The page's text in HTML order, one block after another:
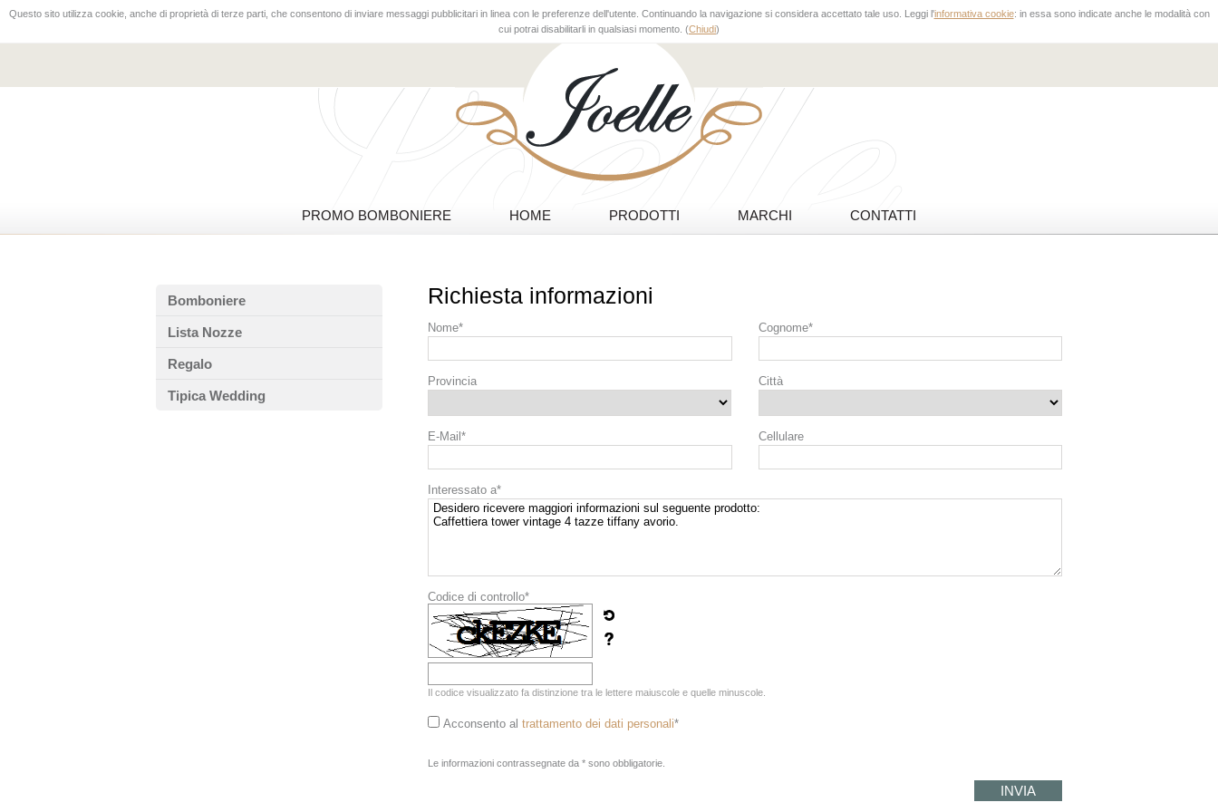
Questo sito utilizza cookie, anche di proprietà di terze parti, che consentono di inviare messaggi pubblicitari in linea con le preferenze dell'utente. Continuando la navigazione si considera accettato tale uso. Leggi l'informativa cookie: in essa sono indicate anche le modalità con
cui potrai disabilitarli in qualsiasi momento. (Chiudi)
PROMO BOMBONIERE HOME PRODOTTI MARCHI CONTATTI
Richiesta informazioni
Nome* Cognome*
Provincia Città
E-Mail* Cellulare
Interessato a*
Codice di controllo*
Il codice visualizzato fa distinzione tra le lettere maiuscole e quelle minuscole.
Acconsento al trattamento dei dati personali*
Le informazioni contrassegnate da * sono obbligatorie.
Bomboniere
Lista Nozze
Regalo
Tipica Wedding